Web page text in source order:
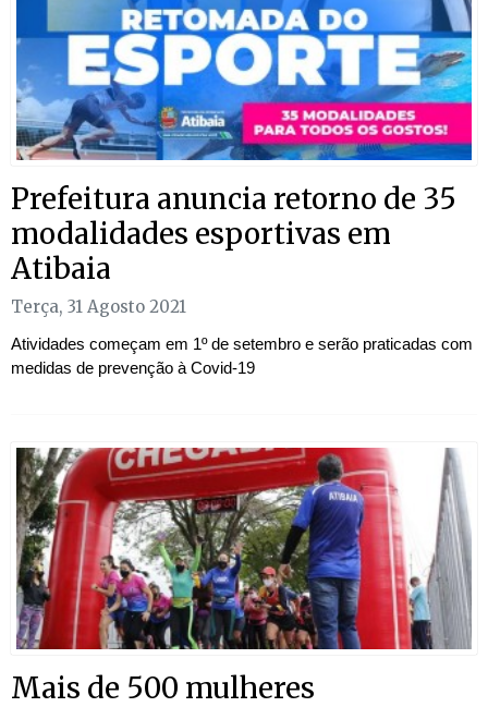
Prefeitura anuncia retorno de 35
modalidades esportivas em
Atibaia
Terça, 31 Agosto 2021
Atividades começam em 1º de setembro e serão praticadas com
medidas de prevenção à Covid-19
Mais de 500 mulheres